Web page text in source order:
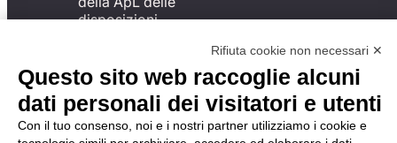
disposizioni
possibile presentare un
reclamo
all’Organismo di
Monitoraggio utilizzando
una delle modalità
Rifiuta cookie non necessari ✕
Questo sito web raccoglie alcuni
dati personali dei visitatori e utenti
Con il tuo consenso, noi e i nostri partner utilizziamo i cookie e